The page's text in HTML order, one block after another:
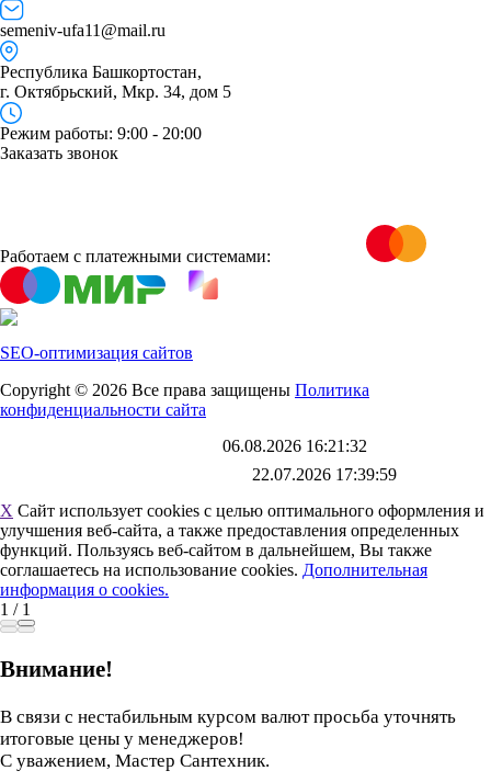
semeniv-ufa11@mail.ru
Республика Башкортостан,
г. Октябрьский, Мкр. 34, дом 5
Режим работы: 9:00 - 20:00
Заказать звонок
Работаем с платежными системами:
SEO-оптимизация сайтов
Copyright © 2026 Все права защищены Политика
конфиденциальности сайта
06.08.2026 16:21:32
22.07.2026 17:39:59
X Сайт использует cookies с целью оптимального оформления и
улучшения веб-сайта, а также предоставления определенных
функций. Пользуясь веб-сайтом в дальнейшем, Вы также
соглашаетесь на использование cookies. Дополнительная
информация о cookies.
1 / 1
Внимание!
В связи с нестабильным курсом валют просьба уточнять
итоговые цены у менеджеров!
С уважением, Мастер Сантехник.